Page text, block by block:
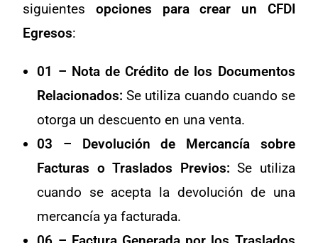
siguientesopciones para crear un CFDI
Egresos:
01 – Nota de Crédito de los Documentos
Relacionados: Se utiliza cuando cuando se
otorga un descuento en una venta.
03 – Devolución de Mercancía sobre
Facturas o Traslados Previos: Se utiliza
cuando se acepta la devolución de una
mercancía ya facturada.